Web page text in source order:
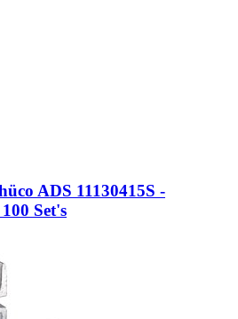
ADS 11130415S -
Set's